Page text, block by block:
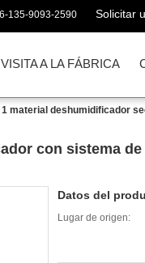
135-9093-2590 Solicitar
VISITA A LA FÁBRICA
material deshumidificador
con sistema
Datos del
Lugar de origen: